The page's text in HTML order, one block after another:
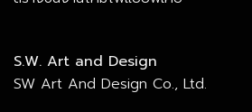
S.W. Art and Design
SW Art And Design Co., Ltd.